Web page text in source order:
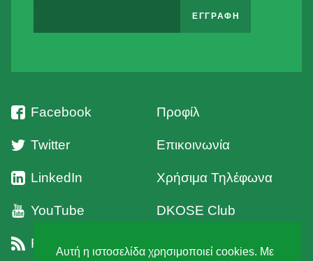
Αυτή η ιστοσελίδα χρησιμοποιεί cookies. Με
Facebook
Twitter
LinkedIn
YouTube
RSS
Προφίλ
Επικοινωνία
Χρήσιμα Τηλέφωνα
DKOSE Club
Όροι Χρήσης